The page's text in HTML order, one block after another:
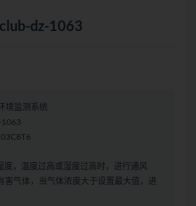
dz-1063
境监测系统
1063
度，温度过高或湿度过高时，进行通风
害气体，当气体浓度大于设置最大值，进